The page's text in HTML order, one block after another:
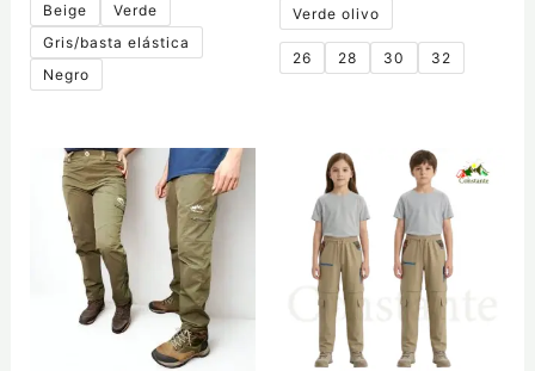
Beige
Verde
Gris/basta elástica
Negro
Verde olivo
26 28 30 32
Este
producto
tiene
múltiples
variantes.
opciones
producto
tiene
múltiples
variantes.
opciones